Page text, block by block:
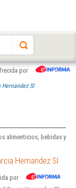
por
Sl
alimenticios, bebidas y
Hernandez Sl
por